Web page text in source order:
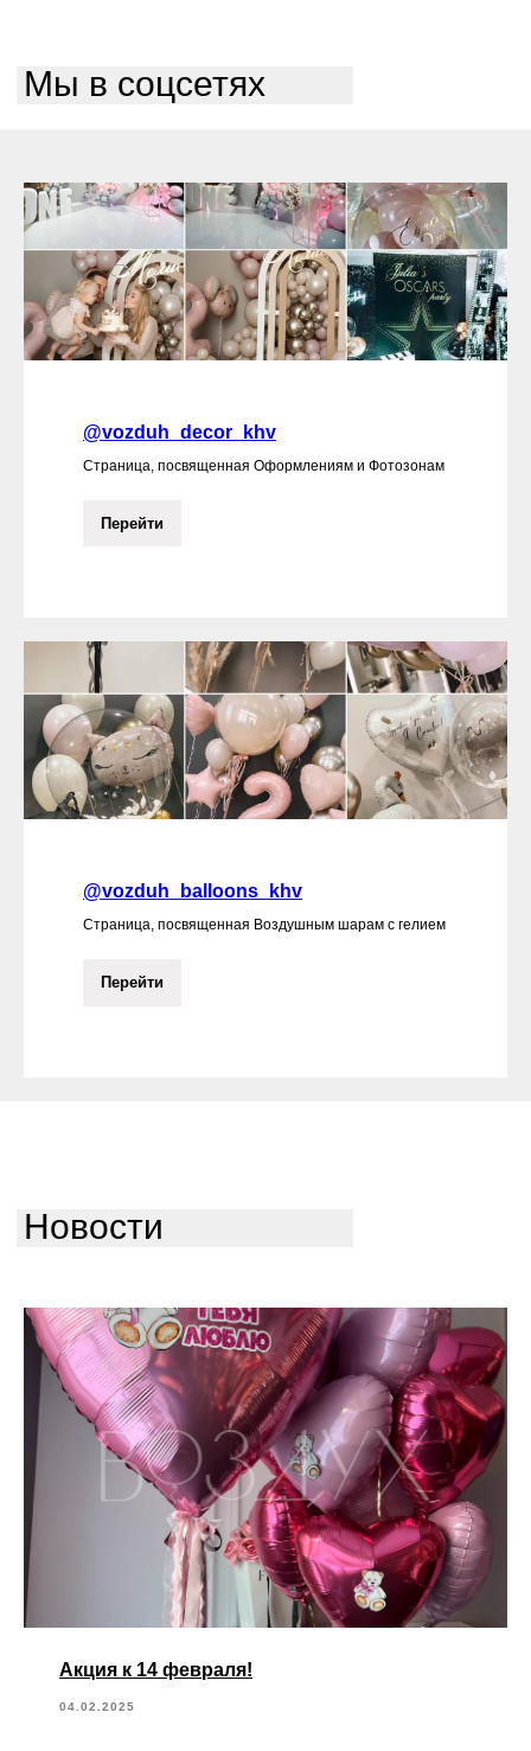
Мы в соцсетях
@vozduh_decor_khv
Страница, посвященная Оформлениям и Фотозонам
Перейти
@vozduh_balloons_khv
Страница, посвященная Воздушным шарам с гелием
Перейти
Новости
Акция к 14 февраля!
04.02.2025